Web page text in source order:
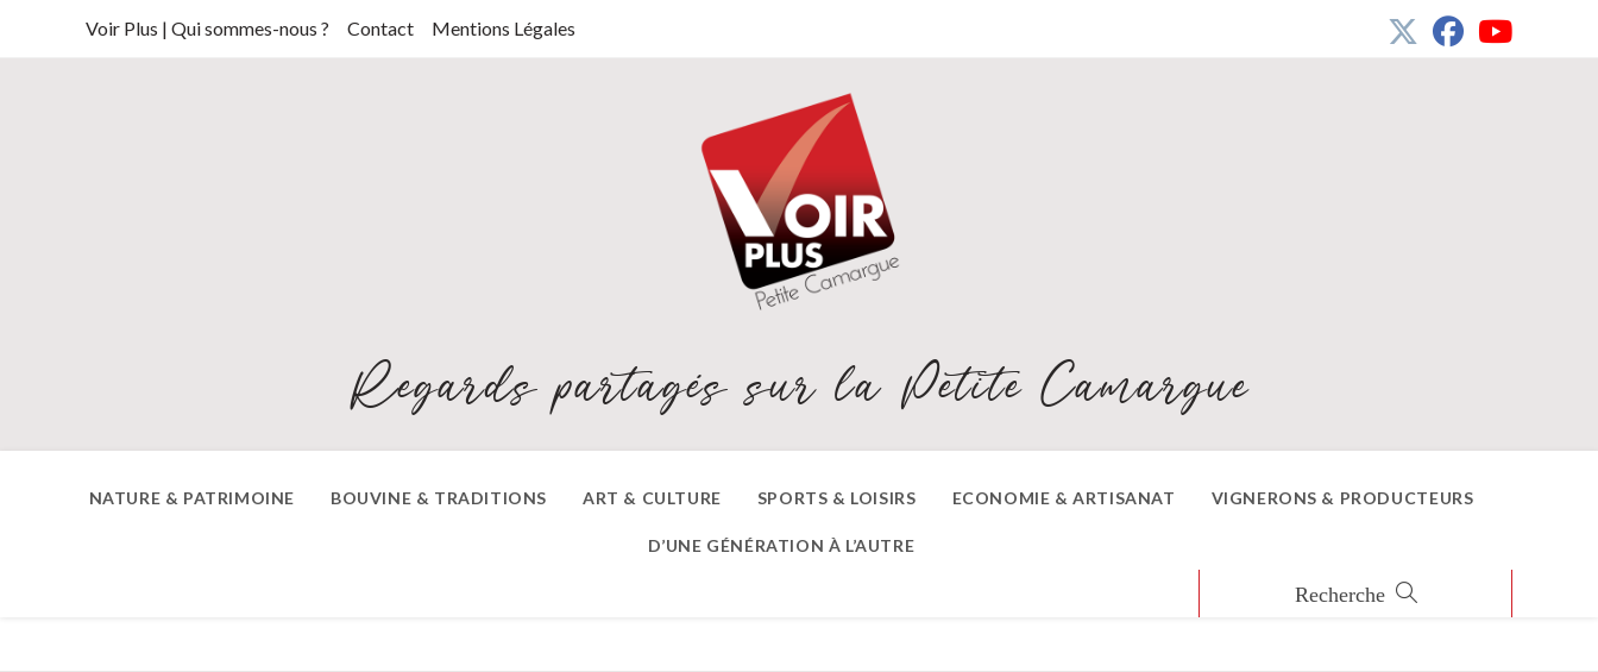
Voir Plus | Qui sommes-nous ? Contact Mentions Légales
Regards partagés sur la Petite Camargue
NATURE & PATRIMOINE BOUVINE & TRADITIONS ART & CULTURE SPORTS & LOISIRS ECONOMIE & ARTISANAT VIGNERONS & PRODUCTEURS
D’UNE GÉNÉRATION À L’AUTRE